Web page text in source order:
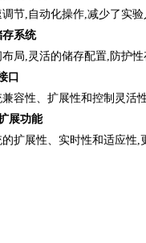
节,自动化操作,减少了实
系统
局,灵活的储存配置,防护
口
容性、扩展性和控制灵活性
展功能
扩展性、实时性和适应性,